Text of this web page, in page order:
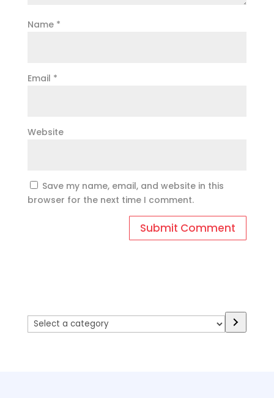
Name *
Email *
Website
Save my name, email, and website in this
browser for the next time I comment.
Select
a